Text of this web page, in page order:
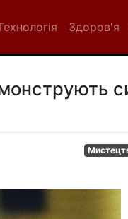
Здоров'я